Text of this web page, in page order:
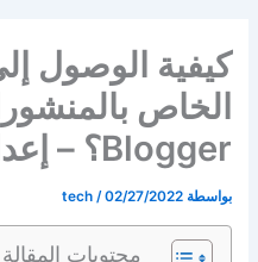
الخاص
Blogger؟ – إعدادات متقدمة
بواسطة tech /02/27/2022
محتويات المقالة